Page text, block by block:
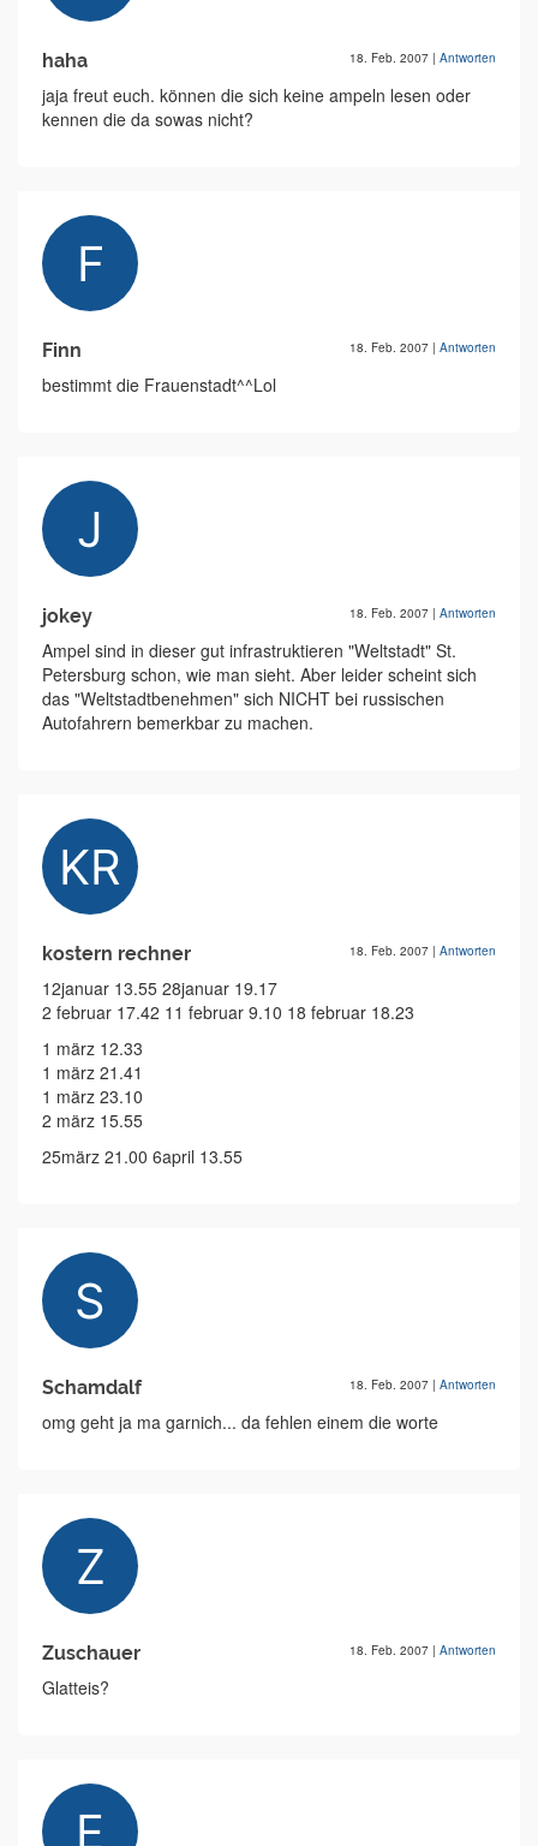
haha 18. Feb. 2007 | Antworten
jaja freut euch. können die sich keine ampeln lesen oder
kennen die da sowas nicht?
Finn 18. Feb. 2007 | Antworten
bestimmt die Frauenstadt^^Lol
jokey 18. Feb. 2007 | Antworten
Ampel sind in dieser gut infrastruktieren "Weltstadt" St.
Petersburg schon, wie man sieht. Aber leider scheint sich
das "Weltstadtbenehmen" sich NICHT bei russischen
Autofahrern bemerkbar zu machen.
kostern rechner 18. Feb. 2007 | Antworten
12januar 13.55 28januar 19.17
2 februar 17.42 11 februar 9.10 18 februar 18.23
1 märz 12.33
1 märz 21.41
1 märz 23.10
2 märz 15.55
25märz 21.00 6april 13.55
Schamdalf 18. Feb. 2007 | Antworten
omg geht ja ma garnich... da fehlen einem die worte
Zuschauer 18. Feb. 2007 | Antworten
Glatteis?